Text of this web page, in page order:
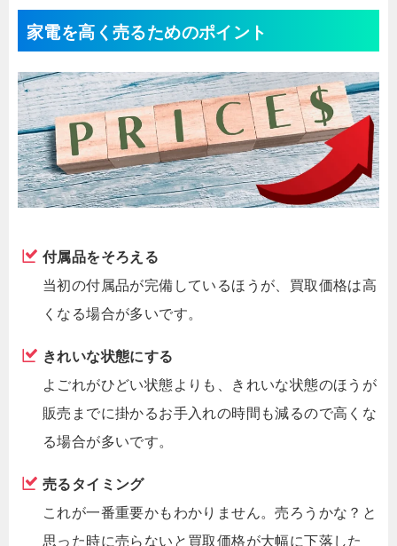
家電を高く売るためのポイント
付属品をそろえる
当初の付属品が完備しているほうが、買取価格は高
くなる場合が多いです。
きれいな状態にする
よごれがひどい状態よりも、きれいな状態のほうが
販売までに掛かるお手入れの時間も減るので高くな
る場合が多いです。
売るタイミング
これが一番重要かもわかりません。売ろうかな？と
思った時に売らないと買取価格が大幅に下落した